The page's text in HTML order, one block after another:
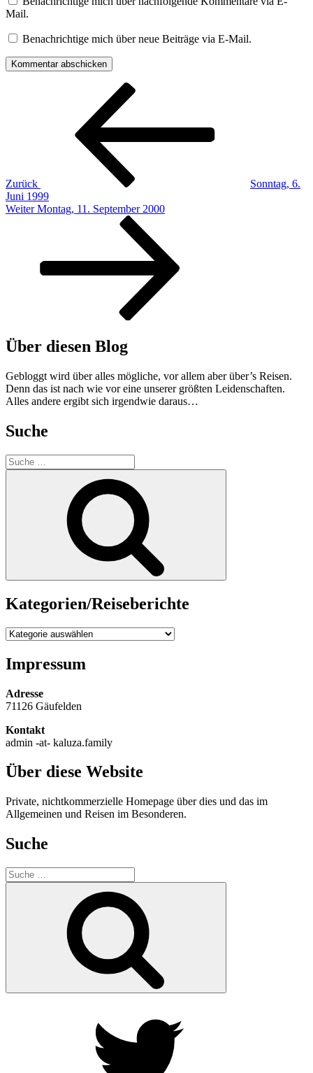
Mail.
Benachrichtige mich über neue Beiträge via E-Mail.
Beitragsnavigation
Zurück
Sonntag, 6.
Juni 1999
Nächster
Weiter Montag, 11. September 2000
Über diesen Blog
Gebloggt wird über alles mögliche, vor allem aber über’s Reisen.
Denn das ist nach wie vor eine unserer größten Leidenschaften.
Alles andere ergibt sich irgendwie daraus…
Suche
Suche
nach:
Kategorien/Reiseberichte
Kategorien/Reiseberichte
Impressum
Adresse
71126 Gäufelden
Kontakt
admin -at- kaluza.family
Über diese Website
Private, nichtkommerzielle Homepage über dies und das im
Allgemeinen und Reisen im Besonderen.
Suche
Suche
nach: